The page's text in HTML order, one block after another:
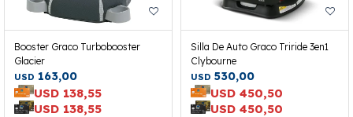
Booster Graco Turbobooster
Glacier
USD 163,00
USD 138,55
USD 138,55
Silla De Auto Graco Triride 3en1
Clybourne
USD 530,00
USD 450,50
USD 450,50